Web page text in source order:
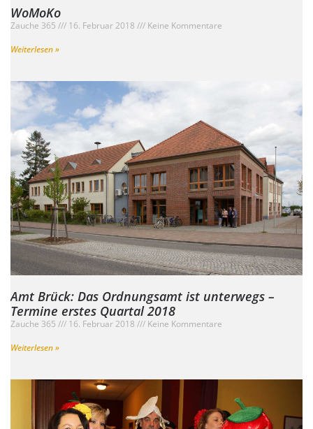
WoMoKo
Zauche 365 16. Februar 2018
Keine Kommentare
Weiterlesen »
Amt Brück: Das Ordnungsamt ist unterwegs –
Termine erstes Quartal 2018
Zauche 365 16. Februar 2018
Keine Kommentare
Weiterlesen »